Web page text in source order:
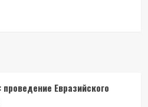
Евразийского